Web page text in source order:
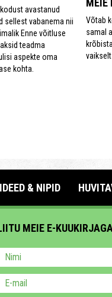
avastanud
sellest vabanema nii
Enne võitluse
teadma
aspekte oma
kohta.
MEIE
Võtab
samal
IDEED & NIPID
MEIE E-